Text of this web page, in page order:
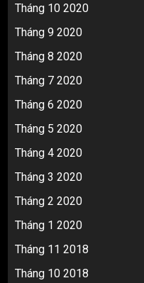
Tháng 10 2020
Tháng 9 2020
Tháng 8 2020
Tháng 7 2020
Tháng 6 2020
Tháng 5 2020
Tháng 4 2020
Tháng 3 2020
Tháng 2 2020
Tháng 1 2020
Tháng 11 2018
Tháng 10 2018